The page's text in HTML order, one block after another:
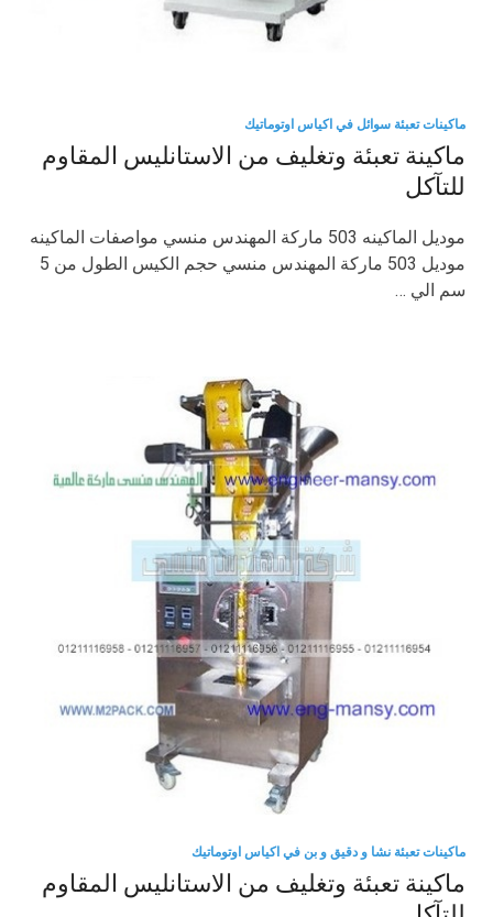
ماكينات تعبئة سوائل في اكياس اوتوماتيك
ماكينة تعبئة وتغليف من الاستانليس المقاوم
للتآكل
موديل الماكينه 503 ماركة المهندس منسي مواصفات الماكينه
موديل 503 ماركة المهندس منسي حجم الكيس الطول من 5
سم الي …
ماكينات تعبئة نشا و دقيق و بن في اكياس اوتوماتيك
ماكينة تعبئة وتغليف من الاستانليس المقاوم